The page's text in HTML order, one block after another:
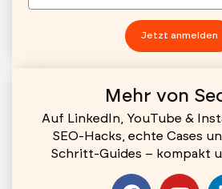
Sichtbarkeit
Jetzt anmelden
Mehr von
Auf LinkedIn, YouTube &
SEO-Hacks, echte Cases
Schritt-Guides – kompakt